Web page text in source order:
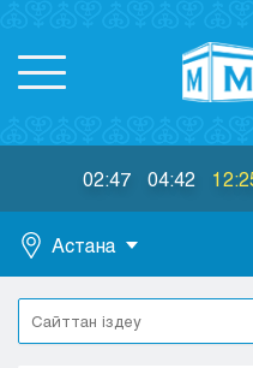
02:47 04:42
Астана
Астана
Алматы